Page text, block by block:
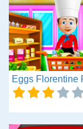
Eggs Florentine